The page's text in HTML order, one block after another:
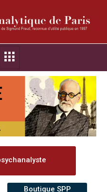
Boutique SPP